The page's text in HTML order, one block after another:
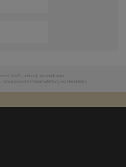
MwSt. und zzgl. Versandkosten
Unverbindliche Preisempfehlung des Herstellers